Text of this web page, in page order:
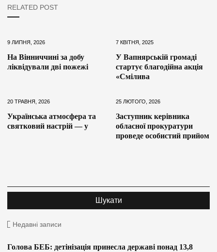
RELATED POST
9 ЛИПНЯ, 2026
На Вінниччині за добу
ліквідували дві пожежі
7 КВІТНЯ, 2025
У Вапнярській громаді
стартує благодійна акція
«Смілива
20 ТРАВНЯ, 2026
Українська атмосфера та
святковий настрій — у
25 ЛЮТОГО, 2026
Заступник керівника
обласної прокуратури
проведе особистий прийом
Недавні записи
Голова БЕБ: детінізація принесла державі понад 13,8